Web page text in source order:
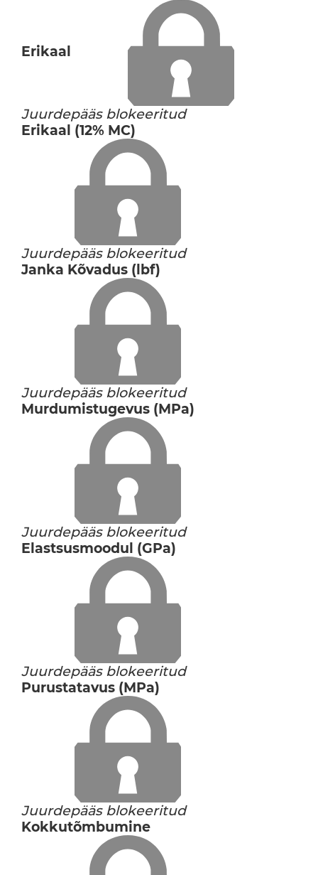
Erikaal
Juurdepääs blokeeritud
Erikaal (12% MC)
Juurdepääs blokeeritud
Janka Kõvadus (lbf)
Juurdepääs blokeeritud
Murdumistugevus (MPa)
Juurdepääs blokeeritud
Elastsusmoodul (GPa)
Juurdepääs blokeeritud
Purustatavus (MPa)
Juurdepääs blokeeritud
Kokkutõmbumine